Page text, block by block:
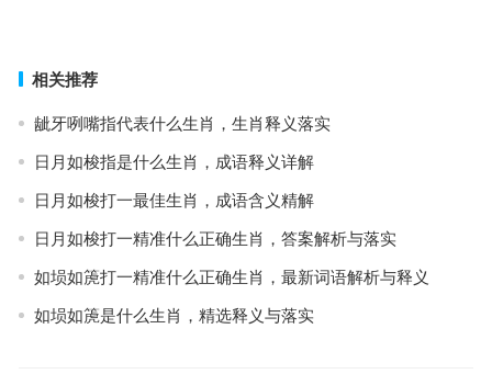
相关推荐
龇牙咧嘴指代表什么生肖，生肖释义落实
日月如梭指是什么生肖，成语释义详解
日月如梭打一最佳生肖，成语含义精解
日月如梭打一精准什么正确生肖，答案解析与落实
如埙如箎打一精准什么正确生肖，最新词语解析与释义
如埙如箎是什么生肖，精选释义与落实